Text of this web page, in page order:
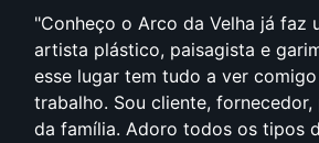
Conheço o Arco da Velha já faz
artista plástico, paisagista e
esse lugar tem tudo a ver
trabalho. Sou cliente,
da família. Adoro todos os tipos